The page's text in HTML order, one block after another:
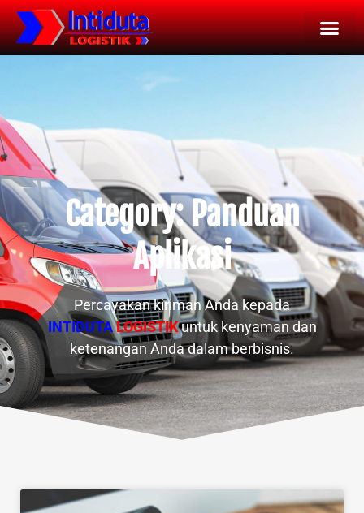
Category: Panduan
Aplikasi
Percayakan kiriman Anda kepada
INTIDUTALOGISTIKuntuk kenyaman dan
ketenangan Anda dalam berbisnis.